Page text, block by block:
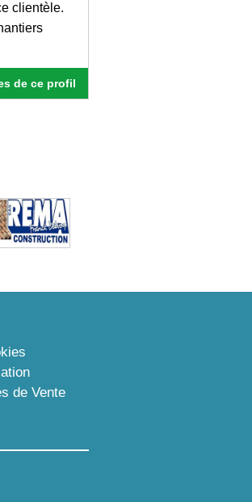
clientèle.
de ce profil
de Vente